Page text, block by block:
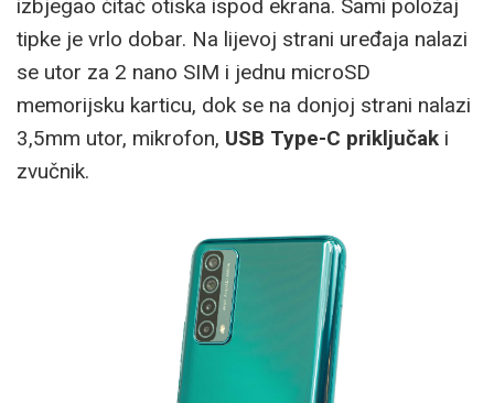
izbjegao čitač otiska ispod ekrana. Sami položaj
tipke je vrlo dobar. Na lijevoj strani uređaja nalazi
se utor za 2 nano SIM i jednu microSD
memorijsku karticu, dok se na donjoj strani nalazi
3,5mm utor, mikrofon, USB Type-C priključak i
zvučnik.